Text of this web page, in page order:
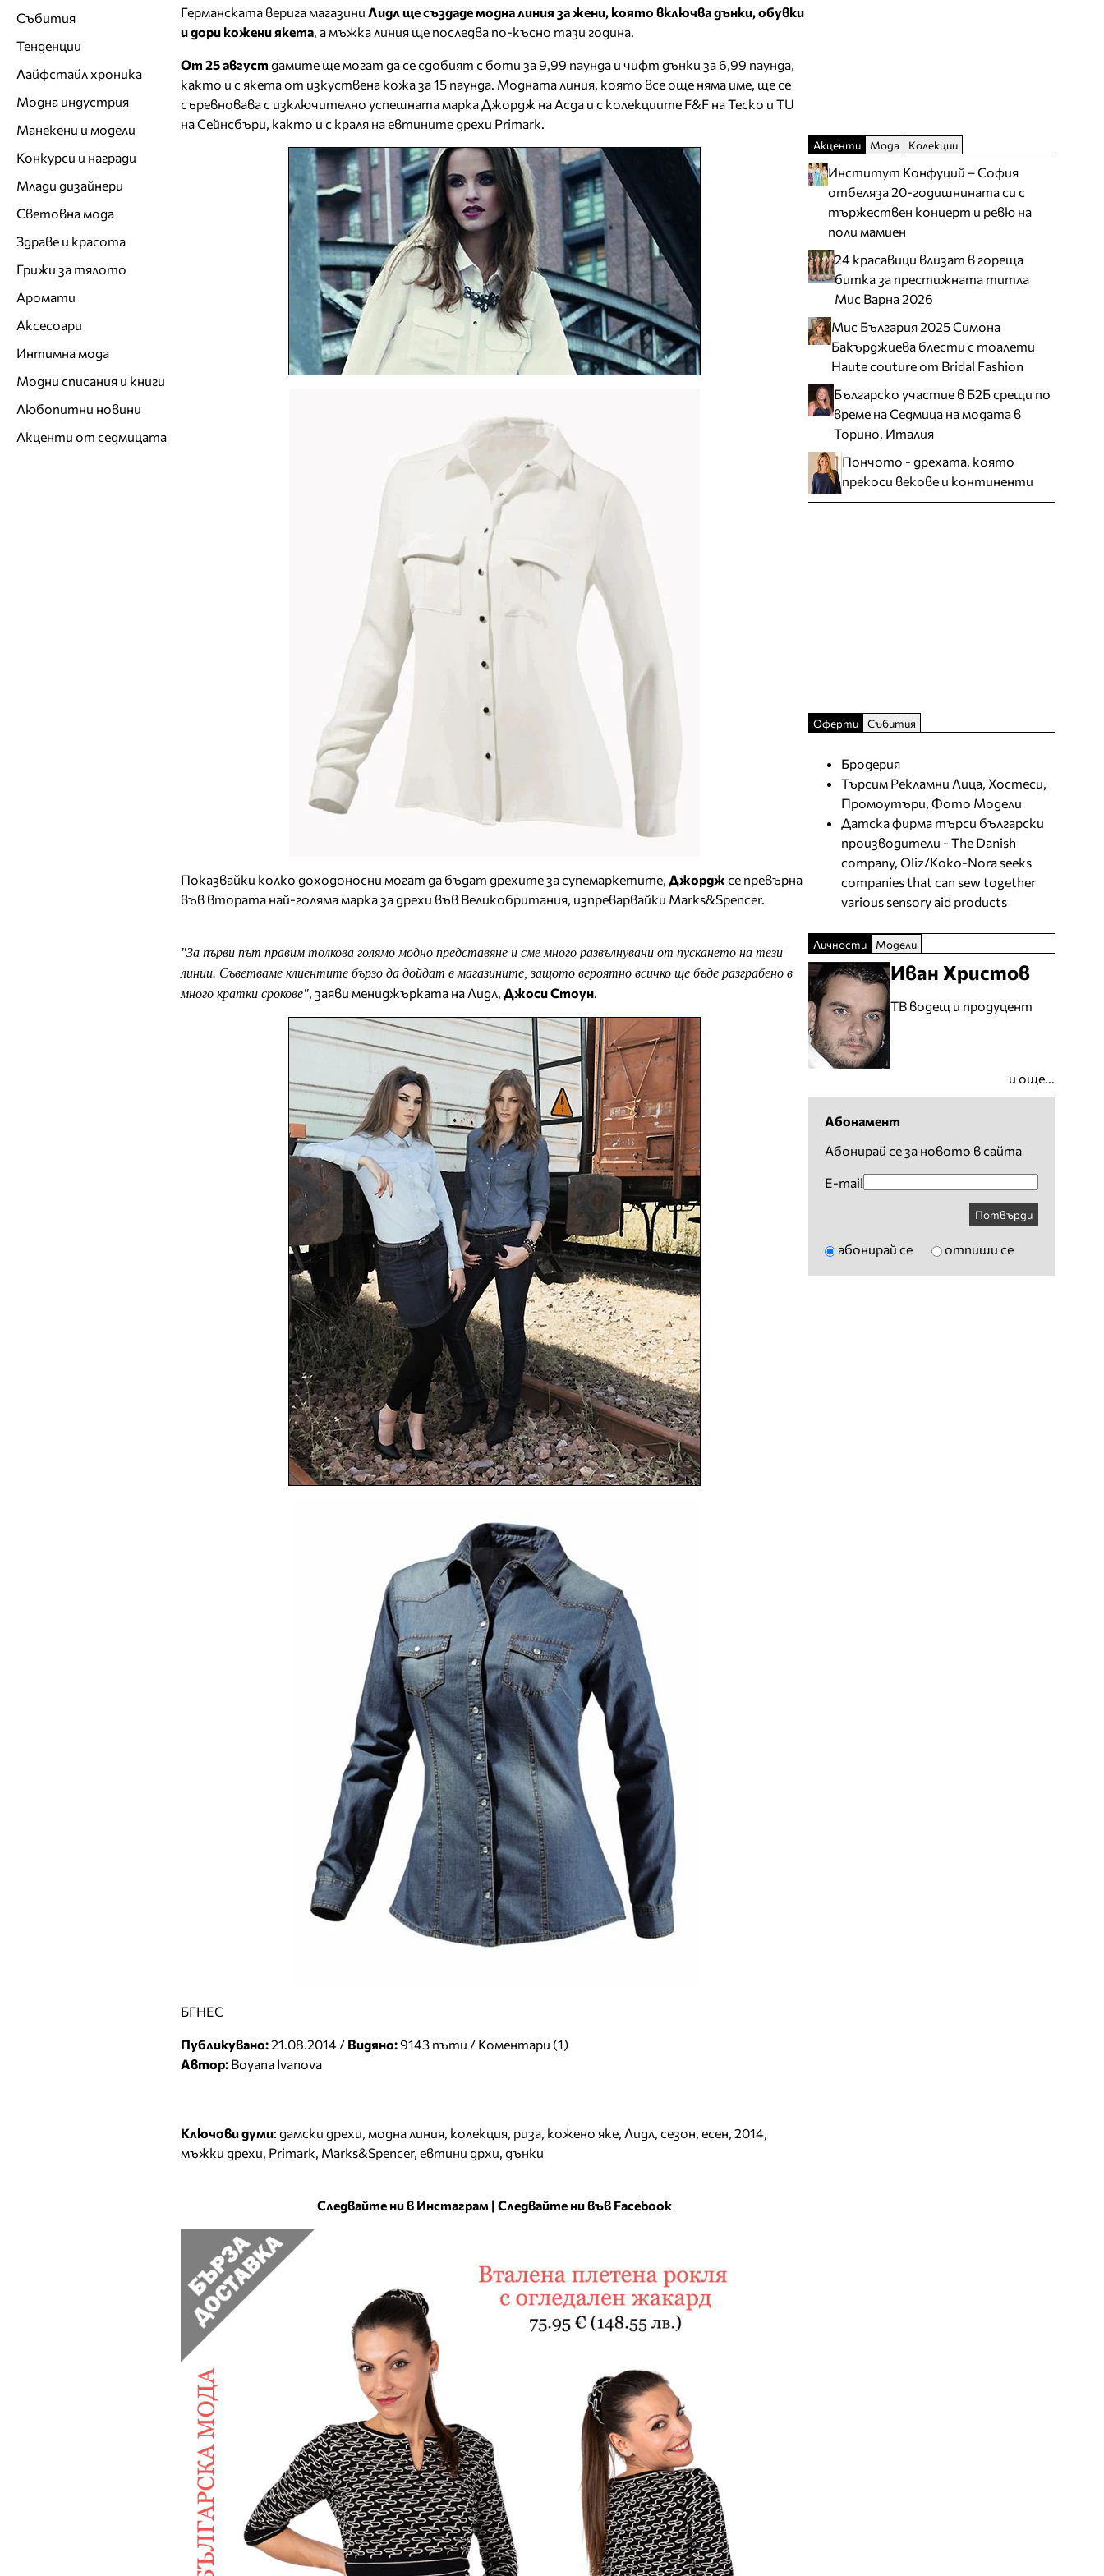
Германската верига магазини Лидл ще създаде модна линия за жени, която включва дънки, обувки
и дори кожени якета , а мъжка линия ще последва по-късно тази година.
От 25 август дамите ще могат да се сдобият с боти за 9,99 паунда и чифт дънки за 6,99 паунда,
както и с якета от изкуствена кожа за 15 паунда. Модната линия, която все още няма име, ще се
съревновава с изключително успешната марка Джордж на Асда и с колекциите F&F на Теско и TU
на Сейнсбъри, както и с краля на евтините дрехи Primark.
Показвайки колко доходоносни могат да бъдат дрехите за супемаркетите, Джордж се превърна
във втората най-голяма марка за дрехи във Великобритания, изпреварвайки Marks&Spencer.
"За първи път правим толкова голямо модно представяне и сме много развълнувани от пускането на тези
линии. Съветваме клиентите бързо да дойдат в магазините, защото вероятно всичко ще бъде разграбено в
много кратки срокове" , заяви мениджърката на Лидл, Джоси Стоун
БГНЕС
Публикувано:21.08.2014 / Видяно:9143 пъти / Коментари (1)
Автор: Boyana Ivanova
Ключови думи: дамски дрехи модна линия колекция риза кожено яке Лидл сезон есен 2014
мъжки дрехи Primark Marks&Spencer, евтини дрхи дънки
Следвайте ни в Инстаграм | Следвайте ни във Facebook
Събития
Тенденции
Лайфстайл хроника
Модна индустрия
Манекени и модели
Конкурси и награди
Млади дизайнери
Световна мода
Здраве и красота
Грижи за тялото
Аромати
Аксесоари
Интимна мода
Модни списания и книги
Любопитни новини
Акценти от седмицата
Акценти Мода Колекции
Институт Конфуций – София
отбеляза 20-годишнината си с
тържествен концерт и ревю на
поли мамиен
24 красавици влизат в гореща
битка за престижната титла
Мис Варна 2026
Мис България 2025 Симона
Бакърджиева блести с тоалети
Haute couture от Bridal Fashion
Българско участие в Б2Б срещи по
време на Седмица на модата в
Торино, Италия
Пончото - дрехата, която
прекоси векове и континенти
Оферти Събития
Бродерия
Търсим Рекламни Лица, Хостеси,
Промоутъри, Фото Модели
Датска фирма търси български
производители - The Danish
company, Oliz/Koko-Nora seeks
companies that can sew together
various sensory aid products
Личности Модели
Иван Христов
ТВ водещ и продуцент
и още...
Абонамент
Абонирай се за новото в сайта
E-mail
Потвърди
абонирай се отпиши се